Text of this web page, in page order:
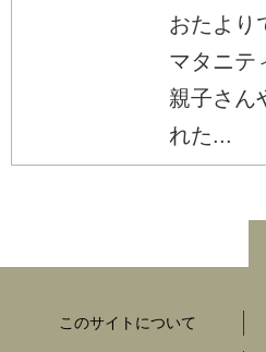
おたより
マタニテ
親子さん
れた...
このサイトについて